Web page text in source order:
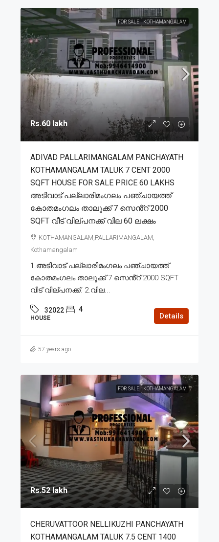
FOR SALE KOTHAMANGALAM
Rs.60 lakh
ADIVAD PALLARIMANGALAM PANCHAYATH
KOTHAMANGALAM TALUK 7 CENT 2000
SQFT HOUSE FOR SALE PRICE 60 LAKHS
അടിവാട് പല്ലാരിമംഗലം പഞ്ചായത്ത്
കോതമംഗലം താലൂക്ക് 7 സെൻ്റ് 2000
SQFT വീട് വില്പനക്ക് വില 60 ലക്ഷം
KOTHAMANGALAM,PALLARIMANGALAM,
Kothamangalam
1.അടിവാട് പല്ലാരിമംഗലം പഞ്ചായത്ത്
കോതമംഗലം താലൂക്ക് 7 സെൻ്റ് 2000 SQFT
വീട് വില്പനക്ക്. 2.വില...
32022 4
HOUSE Details
57 years ago
FOR SALE KOTHAMANGALAM
Rs.52 lakh
CHERUVATTOOR NELLIKUZHI PANCHAYATH
KOTHAMANGALAM TALUK 7.5 CENT 1400